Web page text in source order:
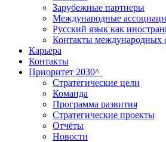
Зарубежные партнеры
Международные
Русский язык как
Контакты международных
Карьера
Контакты
Приоритет 2030^
Стратегические цели
Команда
Программа развития
Стратегические проекты
Отчёты
Новости